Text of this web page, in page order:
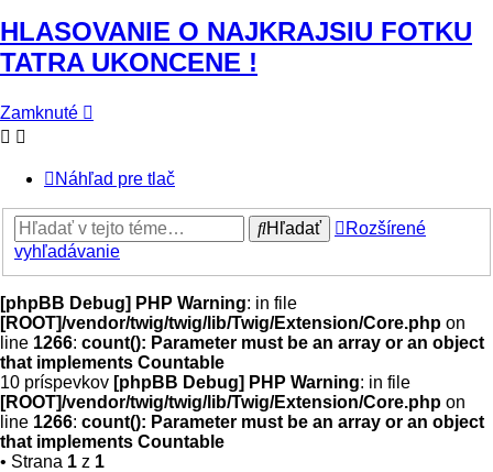
HLASOVANIE O NAJKRAJSIU FOTKU
TATRA UKONCENE !
Zamknuté
Náhľad pre tlač
Hľadať
Rozšírené
vyhľadávanie
[phpBB Debug] PHP Warning: in file
[ROOT]/vendor/twig/twig/lib/Twig/Extension/Core.php on
line 1266: count(): Parameter must be an array or an object
that implements Countable
10 príspevkov [phpBB Debug] PHP Warning: in file
[ROOT]/vendor/twig/twig/lib/Twig/Extension/Core.php on
line 1266: count(): Parameter must be an array or an object
that implements Countable
• Strana 1 z 1